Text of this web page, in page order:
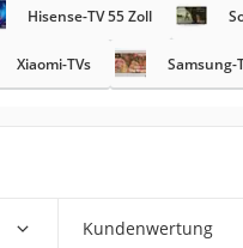
Hisense-TV 55 Zoll
Xiaomi-TVs Samsung-
Kundenwertung